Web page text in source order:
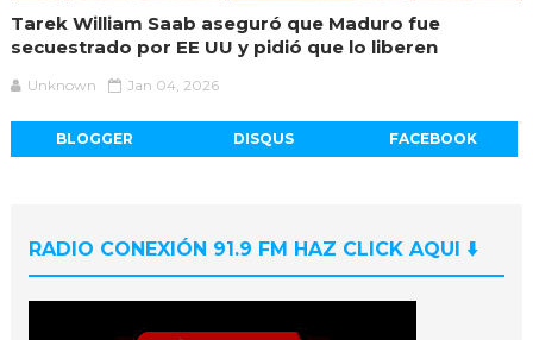
Tarek William Saab aseguró que Maduro fue
secuestrado por EE UU y pidió que lo liberen
Unknown Jan 04, 2026
BLOGGER DISQUS FACEBOOK
RADIO CONEXIÓN 91.9 FM HAZ CLICK AQUI ⬇️